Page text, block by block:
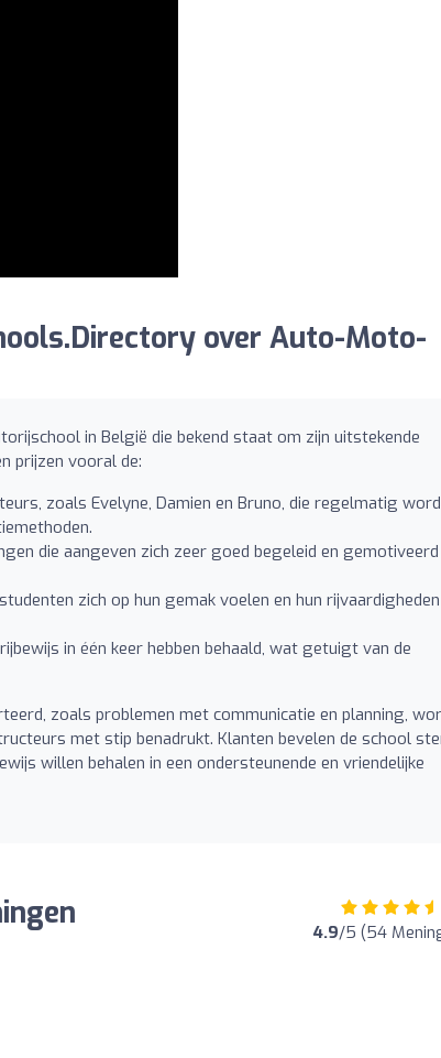
over Auto-Moto-
in België die bekend staat om zijn uitstekende
prijzen vooral de:
zoals Evelyne, Damien en Bruno, die regelmatig
die aangeven zich zeer goed begeleid en
zich op hun gemak voelen en hun rijvaardigheden
in één keer hebben behaald, wat getuigt van de
zoals problemen met communicatie en planning,
met stip benadrukt. Klanten bevelen de school
willen behalen in een ondersteunende en vriendelijke
4.9/5 (54